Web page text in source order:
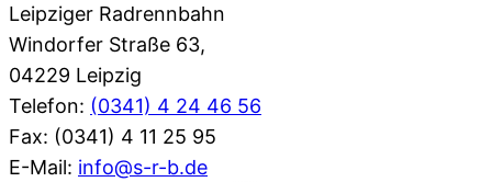
Leipziger Radrennbahn
Windorfer Straße 63,
04229 Leipzig
Telefon: (0341) 4 24 46 56
Fax: (0341) 4 11 25 95
E-Mail: info@s-r-b.de